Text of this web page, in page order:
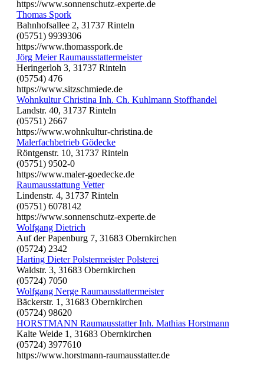
https://www.sonnenschutz-experte.de
Thomas Spork
Bahnhofsallee 2, 31737 Rinteln
(05751) 9939306
https://www.thomasspork.de
Jörg Meier Raumausstattermeister
Heringerloh 3, 31737 Rinteln
(05754) 476
https://www.sitzschmiede.de
Wohnkultur Christina Inh. Ch. Kuhlmann Stoffhandel
Landstr. 40, 31737 Rinteln
(05751) 2667
https://www.wohnkultur-christina.de
Malerfachbetrieb Gödecke
Röntgenstr. 10, 31737 Rinteln
(05751) 9502-0
https://www.maler-goedecke.de
Raumausstattung Vetter
Lindenstr. 4, 31737 Rinteln
(05751) 6078142
https://www.sonnenschutz-experte.de
Wolfgang Dietrich
Auf der Papenburg 7, 31683 Obernkirchen
(05724) 2342
Harting Dieter Polstermeister Polsterei
Waldstr. 3, 31683 Obernkirchen
(05724) 7050
Wolfgang Nerge Raumausstattermeister
Bäckerstr. 1, 31683 Obernkirchen
(05724) 98620
HORSTMANN Raumausstatter Inh. Mathias Horstmann
Kalte Weide 1, 31683 Obernkirchen
(05724) 3977610
https://www.horstmann-raumausstatter.de